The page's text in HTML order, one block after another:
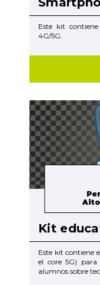
Este kit
4G/5G.
Kit
Este kit contiene
el core 5G) para
alumnos sobre